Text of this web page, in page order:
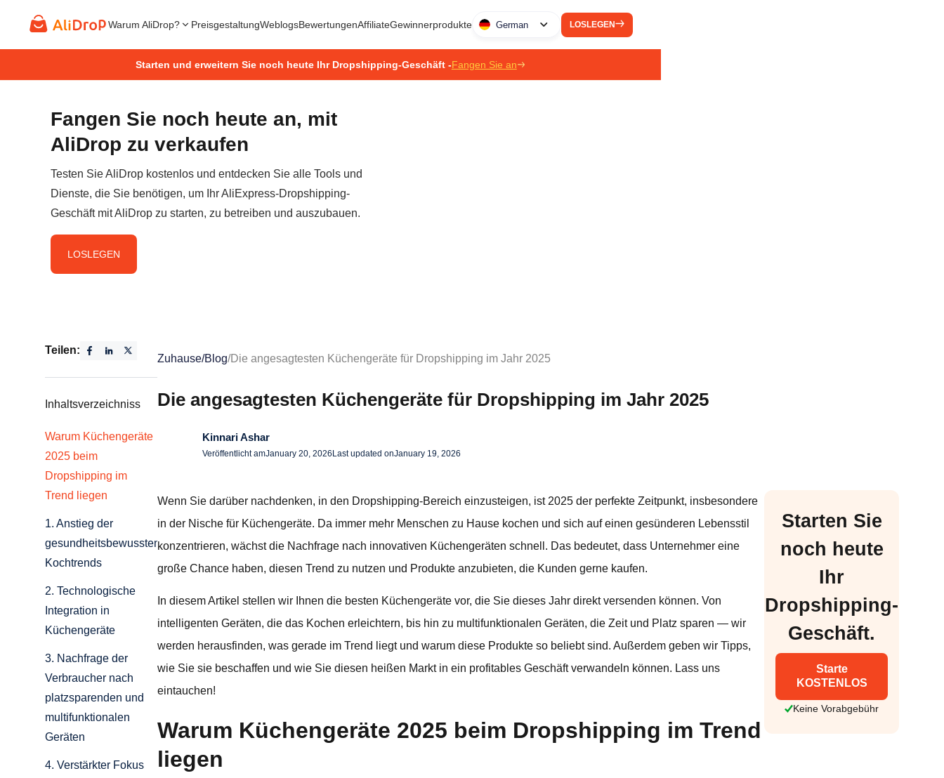
Warum AliDrop? PreisgestaltungWeblogsBewertungenAffiliateGewinnerprodukte German LOSLEGEN
Starten und erweitern Sie noch heute Ihr Dropshipping-Geschäft -Fangen Sie an
Fangen Sie noch heute an, mit
AliDrop zu verkaufen
Testen Sie AliDrop kostenlos und entdecken Sie alle Tools und
Dienste, die Sie benötigen, um Ihr AliExpress-Dropshipping-
Geschäft mit AliDrop zu starten, zu betreiben und auszubauen.
LOSLEGEN
Teilen:
Inhaltsverzeichniss
Warum Küchengeräte
2025 beim
Dropshipping im
Trend liegen
1. Anstieg der
gesundheitsbewussten
Kochtrends
2. Technologische
Integration in
Küchengeräte
3. Nachfrage der
Verbraucher nach
platzsparenden und
multifunktionalen
Geräten
4. Verstärkter Fokus
Zuhause/Blog/Die angesagtesten Küchengeräte für Dropshipping im Jahr 2025
Die angesagtesten Küchengeräte für Dropshipping im Jahr 2025
Kinnari Ashar
Veröffentlicht amJanuary 20, 2026 Last updated onJanuary 19, 2026
Wenn Sie darüber nachdenken, in den Dropshipping-Bereich einzusteigen, ist 2025 der perfekte Zeitpunkt, insbesondere
in der Nische für Küchengeräte. Da immer mehr Menschen zu Hause kochen und sich auf einen gesünderen Lebensstil
konzentrieren, wächst die Nachfrage nach innovativen Küchengeräten schnell. Das bedeutet, dass Unternehmer eine
große Chance haben, diesen Trend zu nutzen und Produkte anzubieten, die Kunden gerne kaufen.
In diesem Artikel stellen wir Ihnen die besten Küchengeräte vor, die Sie dieses Jahr direkt versenden können. Von
intelligenten Geräten, die das Kochen erleichtern, bis hin zu multifunktionalen Geräten, die Zeit und Platz sparen — wir
werden herausfinden, was gerade im Trend liegt und warum diese Produkte so beliebt sind. Außerdem geben wir Tipps,
wie Sie sie beschaffen und wie Sie diesen heißen Markt in ein profitables Geschäft verwandeln können. Lass uns
eintauchen!
Warum Küchengeräte 2025 beim Dropshipping im Trend
liegen
Starten Sie
noch heute
Ihr
Dropshipping-
Geschäft.
Starte
KOSTENLOS
Keine Vorabgebühr